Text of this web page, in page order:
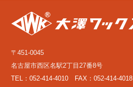
〒451-0045
名古屋市西区名駅2丁目27番8号
TEL：052-414-4010 FAX：052-414-4018